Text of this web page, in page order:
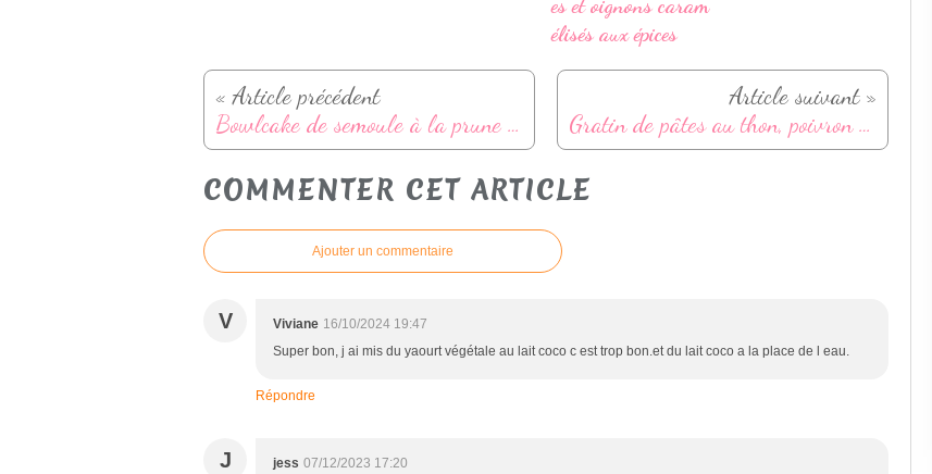
es et oignons caram
élisés aux épices
« Article précédent
Bowlcake de semoule à la prune et amande
Article suivant »
Gratin de pâtes au thon, poivron et tomates
COMMENTER CET ARTICLE
Ajouter un commentaire
V Viviane 16/10/2024 19:47
Super bon, j ai mis du yaourt végétale au lait coco c est trop bon.et du lait coco a la place de l eau.
Répondre
J jess 07/12/2023 17:20